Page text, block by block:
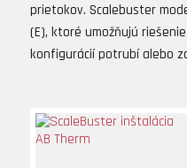
prietokov. Scalebuster
(E), ktoré umožňujú
konfigurácií potrubí alebo